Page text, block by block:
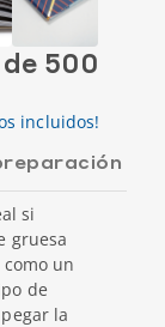
500
incluidos!
si
gruesa
un
de
la